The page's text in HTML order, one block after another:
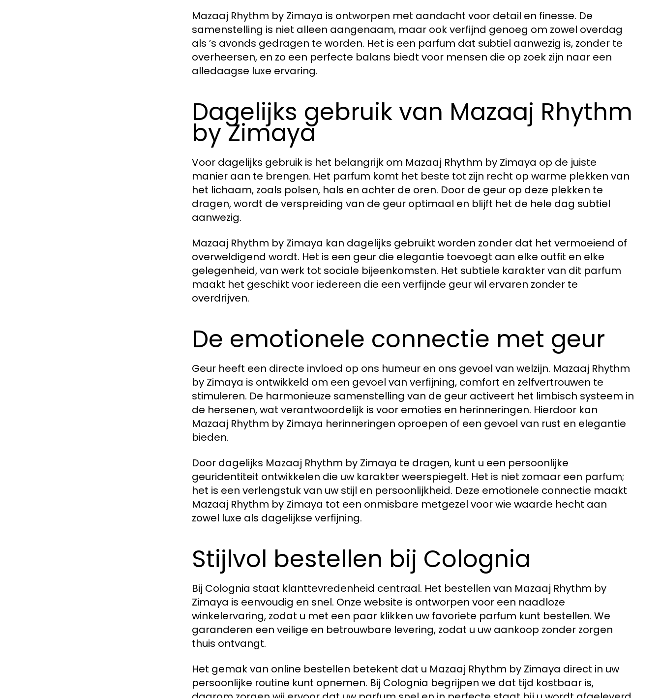
Mazaaj Rhythm by Zimaya is ontworpen met aandacht voor detail en finesse. De
samenstelling is niet alleen aangenaam, maar ook verfijnd genoeg om zowel overdag
als ’s avonds gedragen te worden. Het is een parfum dat subtiel aanwezig is, zonder te
overheersen, en zo een perfecte balans biedt voor mensen die op zoek zijn naar een
alledaagse luxe ervaring.
Dagelijks gebruik van Mazaaj Rhythm
by Zimaya
Voor dagelijks gebruik is het belangrijk om Mazaaj Rhythm by Zimaya op de juiste
manier aan te brengen. Het parfum komt het beste tot zijn recht op warme plekken van
het lichaam, zoals polsen, hals en achter de oren. Door de geur op deze plekken te
dragen, wordt de verspreiding van de geur optimaal en blijft het de hele dag subtiel
aanwezig.
Mazaaj Rhythm by Zimaya kan dagelijks gebruikt worden zonder dat het vermoeiend of
overweldigend wordt. Het is een geur die elegantie toevoegt aan elke outfit en elke
gelegenheid, van werk tot sociale bijeenkomsten. Het subtiele karakter van dit parfum
maakt het geschikt voor iedereen die een verfijnde geur wil ervaren zonder te
overdrijven.
De emotionele connectie met geur
Geur heeft een directe invloed op ons humeur en ons gevoel van welzijn. Mazaaj Rhythm
by Zimaya is ontwikkeld om een gevoel van verfijning, comfort en zelfvertrouwen te
stimuleren. De harmonieuze samenstelling van de geur activeert het limbisch systeem in
de hersenen, wat verantwoordelijk is voor emoties en herinneringen. Hierdoor kan
Mazaaj Rhythm by Zimaya herinneringen oproepen of een gevoel van rust en elegantie
bieden.
Door dagelijks Mazaaj Rhythm by Zimaya te dragen, kunt u een persoonlijke
geuridentiteit ontwikkelen die uw karakter weerspiegelt. Het is niet zomaar een parfum;
het is een verlengstuk van uw stijl en persoonlijkheid. Deze emotionele connectie maakt
Mazaaj Rhythm by Zimaya tot een onmisbare metgezel voor wie waarde hecht aan
zowel luxe als dagelijkse verfijning.
Stijlvol bestellen bij Colognia
Bij Colognia staat klanttevredenheid centraal. Het bestellen van Mazaaj Rhythm by
Zimaya is eenvoudig en snel. Onze website is ontworpen voor een naadloze
winkelervaring, zodat u met een paar klikken uw favoriete parfum kunt bestellen. We
garanderen een veilige en betrouwbare levering, zodat u uw aankoop zonder zorgen
thuis ontvangt.
Het gemak van online bestellen betekent dat u Mazaaj Rhythm by Zimaya direct in uw
persoonlijke routine kunt opnemen. Bij Colognia begrijpen we dat tijd kostbaar is,